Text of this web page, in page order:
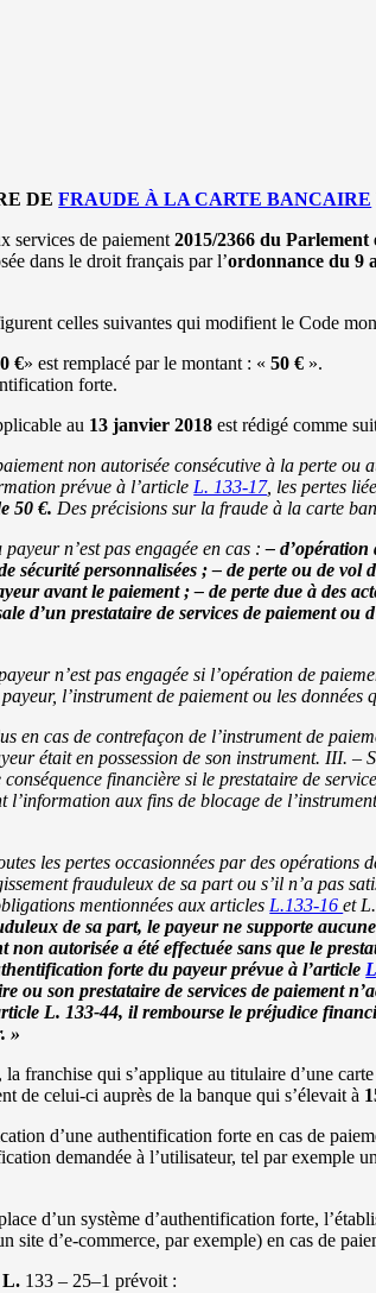
DEFRAUDE À LA CARTE BANCAIRE
services de paiement2015/2366 du Parlement
dans le droit français par l’ordonnance du 9
celles suivantes qui modifient le Code
€» est remplacé par le montant : «50 € ».
forte.
au 13 janvier 2018 est rédigé comme
non autorisée consécutive à la perte ou
prévue à l’articleL. 133-17, les pertes
50 €. Des précisions sur la fraude à la carte
n’est pas engagée en cas : – d’opération
sécurité personnalisées ; – de perte ou de vol
avant le paiement ; – de perte due à des
d’un prestataire de services de paiement ou
n’est pas engagée si l’opération de
l’instrument de paiement ou les données
en cas de contrefaçon de l’instrument de
était en possession de son instrument. III. –
financière si le prestataire de
l’information aux fins de blocage de
les pertes occasionnées par des opérations
frauduleux de sa part ou s’il n’a pas
mentionnées aux articlesL.133-16et
de sa part, le payeur ne supporte
non autorisée a été effectuée sans que le
forte du payeur prévue à l’article
ou son prestataire de services de paiement
L. 133-44, il rembourse le préjudice
»
franchise qui s’applique au titulaire d’une
de celui-ci auprès de la banque qui s’élevait à
d’une authentification forte en cas de
demandée à l’utilisateur, tel par exemple
d’un système d’authentification forte,
site d’e-commerce, par exemple) en cas de
L. 133 – 25–1 prévoit :